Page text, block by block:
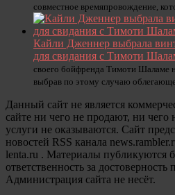
совместное времяпровождение,
Кайли Дженнер выбрала
для свидания с Тимоти
своего бойфренда Тимоти Шаламе
выбрав по этому случаю
Данный сайт не является
сайте ни чего не продают, ни
услуги не оказываются. Сайт
новостей RSS канала
lenta.ru . Материалы публикуются
ответственность за
Администрация сайта не несёт.